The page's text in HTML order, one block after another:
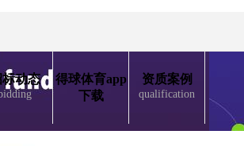
动态
得球体育app
下载
资质案例
qualification